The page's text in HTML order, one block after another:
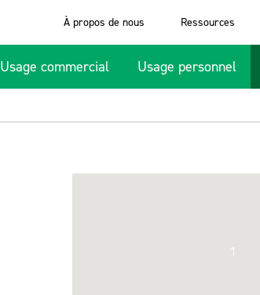
À propos de nous Ressources
Usage commercial Usage personnel
1